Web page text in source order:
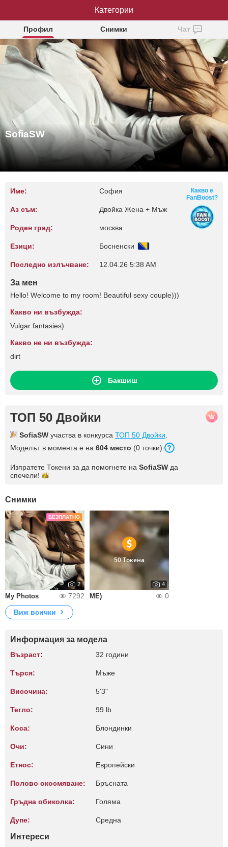
SofiaSW
Профил Снимки Чат
SofiaSW
Име: София
Аз съм: Двойка Жена + Мъж
Роден град: москва
Езици: Босненски
Последно излъчване: 12.04.26 5:38 AM
Какво е
FanBoost?
За мен
Hello! Welcome to my room! Beautiful sexy couple)))
Какво ни възбужда:
Vulgar fantasies)
Какво не ни възбужда:
dirt
Бакшиш
ТОП 50 Двойки
SofiaSW участва в конкурса ТОП 50 Двойки
Моделът в момента е на 604 място (0 точки).
Изпратете Токени за да помогнете на SofiaSW да
спечели!
Снимки
БЕЗПЛАТНО
2
My Photos 7292
50 Токена
4
ME)
0
Виж всички
Информация за модела
Възраст: 32 години
Търся: Мъже
Височина: 5'3"
Тегло: 99 lb
Коса: Блондинки
Очи: Сини
Етнос: Европейски
Полово окосмяване: Бръсната
Гръдна обиколка: Голяма
Дупе: Среднa
Интереси
Категории